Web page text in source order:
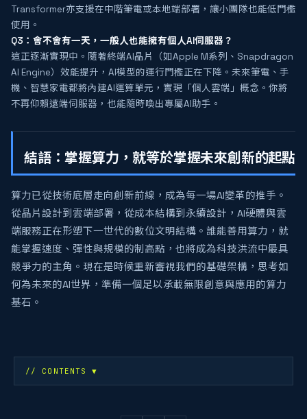
Transformer亦支援在中階筆電或本地端部署，讓小團隊也能低門檻
使用。
Q3：會不會有一天，一般人也能擁有個人AI伺服器？
這正逐漸實現中。隨著終端AI晶片（如Apple M系列、Snapdragon
AI Engine）效能提升，AI模型的運行門檻正在下降。未來筆電、手
機、智慧家電都將內建AI運算單元，實現「個人雲端」概念。你將
不再仰賴遠端伺服器，也能隨時喚出專屬AI助手。
結語：掌握算力，就等於掌握未來創新的起點
算力已從技術底層走向創新前線，成為每一場AI變革的推手。
從晶片設計到雲端部署，從成本結構到永續設計，AI硬體與雲
端服務正在形塑下一世代的數位文明結構。誰能善用算力，就
能掌握速度、彈性與規模的制高點，也將成為科技洪流中最具
競爭力的主角。現在是時候重新審視我們的基礎架構，思考如
何為未來的AI世界，準備一個足以承載無限創意與應用的算力
基石。
// CONTENTS▼